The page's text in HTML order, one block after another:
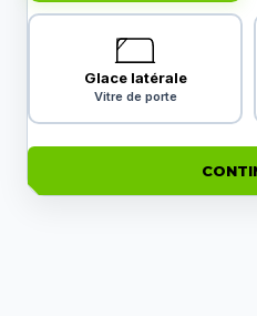
Glace latérale
Vitre de porte